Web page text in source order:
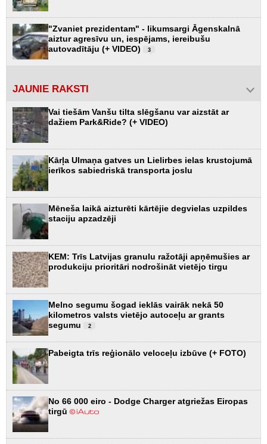
"Zvaniet prezidentam" - likumsargi Āgenskalnā
aiztur agresīvu un, iespējams, iereibušu
autovadītāju (+ VIDEO)
3
JAUNIE RAKSTI
Vai tiešām Vanšu tilta slēgšanu var aizstāt ar
dažiem Park&Ride? (+ VIDEO)
Kārļa Ulmaņa gatves un Lielirbes ielas krustojumā
ierīkos sabiedriskā transporta joslu
Mēneša laikā aizturēti kārtējie degvielas uzpildes
staciju apzadzēji
KEM: Trīs Latvijas granulu ražotāji apņēmušies ar
produkciju prioritāri nodrošināt vietējo tirgu
Melno segumu šogad ieklās vairāk nekā 50
kilometros valsts vietējo autoceļu ar grants
segumu
2
Pabeigta trīs reģionālo veloceļu izbūve (+ FOTO)
No 66 000 eiro - Dodge Charger atgriežas Eiropas
tirgū